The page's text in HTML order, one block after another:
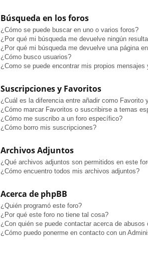
Búsqueda en los foros
¿Cómo se puede buscar en uno o varios foros?
¿Por qué mi búsqueda me devuelve ningún
¿Por qué mi búsqueda me devuelve una página
¿Cómo busco usuarios?
¿Como se puede encontrar mis propios mensajes
Suscripciones y Favoritos
¿Cuál es la diferencia entre añadir como Favorito
¿Cómo marcar Favoritos o suscribirse a temas
¿Cómo me suscribo a un foro específico?
¿Cómo borro mis suscripciones?
Archivos Adjuntos
¿Qué archivos adjuntos son permitidos en este
¿Cómo encuentro todos mis archivos adjuntos?
Acerca de phpBB
¿Quién programó este foro?
¿Por qué este foro no tiene tal cosa?
¿Con quién se puede contactar acerca de
¿Cómo puedo ponerme en contacto con un